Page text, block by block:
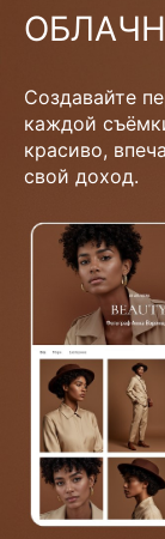
Создавайте
каждой
красиво,
свой доход.